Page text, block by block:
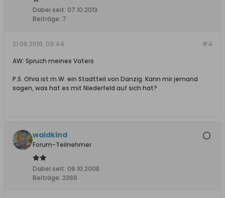
Dabei seit: 07.10.2013
Beiträge: 7
#4
21.06.2016, 09:44
AW: Spruch meines Vaters
P.S. Ohra ist m.W. ein Stadtteil von Danzig. Kann mir jemand
sagen, was hat es mit Niederfeld auf sich hat?
waldkind
Forum-Teilnehmer
Dabei seit: 06.10.2008
Beiträge: 2366